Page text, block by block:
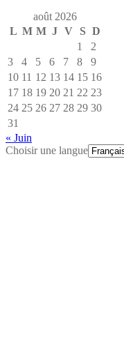
août 2026
L M M J V S D
1
2
3
4 5 6 7 8
9
10 11 12 13 14 15 16
17 18 19 20 21 22 23
24 25 26 27 28 29 30
31
« Juin
Choisir une langue